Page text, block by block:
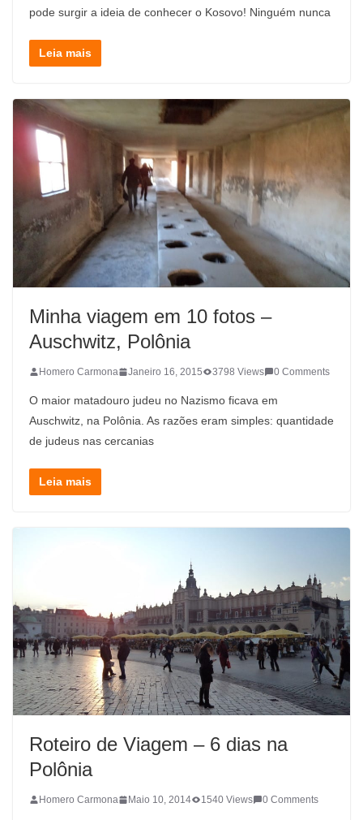
pode surgir a ideia de conhecer o Kosovo! Ninguém nunca
Leia mais
Minha viagem em 10 fotos –
Auschwitz, Polônia
Homero Carmona Janeiro 16, 2015 3798 Views 0 Comments
O maior matadouro judeu no Nazismo ficava em
Auschwitz, na Polônia. As razões eram simples: quantidade
de judeus nas cercanias
Leia mais
Roteiro de Viagem – 6 dias na
Polônia
Homero Carmona Maio 10, 2014 1540 Views 0 Comments